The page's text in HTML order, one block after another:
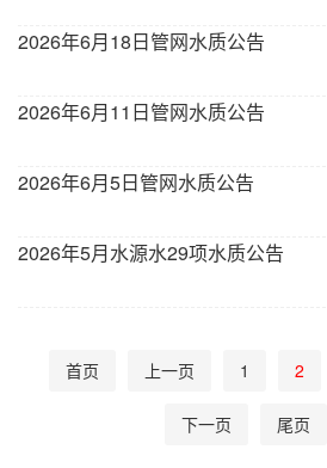
2026年6月18日管网水质公告
2026年6月11日管网水质公告
2026年6月5日管网水质公告
2026年5月水源水29项水质公告
首页 上一页 1 2
下一页 尾页